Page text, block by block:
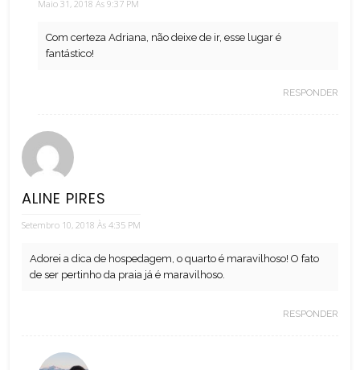
Maio 31, 2018 Às 9:37 PM
Com certeza Adriana, não deixe de ir, esse lugar é
fantástico!
RESPONDER
ALINE PIRES
Setembro 10, 2018 Às 4:35 PM
Adorei a dica de hospedagem, o quarto é maravilhoso! O fato
de ser pertinho da praia já é maravilhoso.
RESPONDER